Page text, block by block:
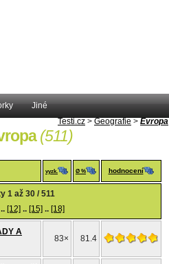
Jiné
Testi.cz > Geografie > Evropa
(511)
vyzk. Ø % hodnocení
1 až 30 / 511
.. [12] .. [15] .. [18]
A
83× 81.4